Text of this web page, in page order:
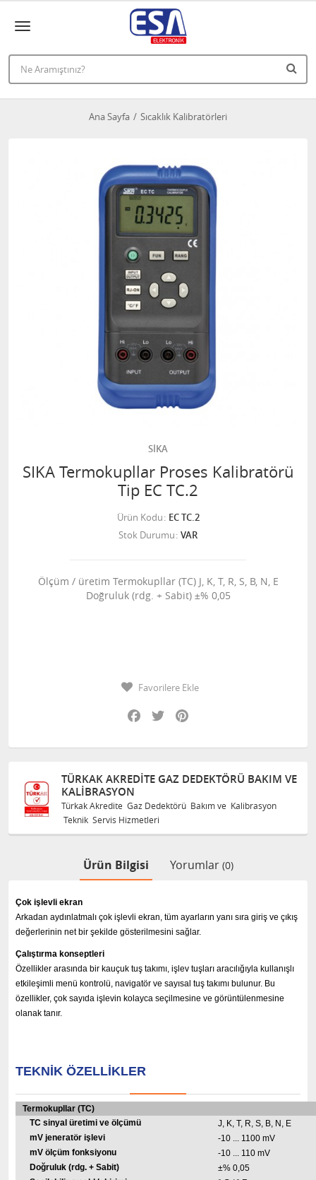
Ana Sayfa Sıcaklık Kalibratörleri
SİKA
SIKA Termokupllar Proses Kalibratörü
Tip EC TC.2
Ürün Kodu EC TC.2
Stok Durumu VAR
Ölçüm / üretim Termokupllar (TC) J, K, T, R, S, B, N, E
Doğruluk (rdg. + Sabit) ±% 0,05
Favorilere Ekle
Facebook
Twitter
TÜRKAK AKREDITE GAZ DEDEKTÖRÜ BAKIM VE
KALIBRASYON
Türkak Akredite Gaz Dedektörü Bakım ve Kalibrasyon
Teknik Servis Hizmetleri
Ürün Bilgisi Yorumlar (0)
Çok işlevli ekran
Arkadan aydınlatmalı çok işlevli ekran, tüm ayarların yanı sıra giriş ve çıkış
değerlerinin net bir şekilde gösterilmesini sağlar.
Çalıştırma konseptleri
Özellikler arasında bir kauçuk tuş takımı, işlev tuşları aracılığıyla kullanışlı
etkileşimli menü kontrolü, navigatör ve sayısal tuş takımı bulunur. Bu
özellikler, çok sayıda işlevin kolayca seçilmesine ve görüntülenmesine
olanak tanır.
TEKNIK ÖZELLIKLER
Termokupllar (TC)
TC sinyal üretimi ve ölçümü
J, K, T, R, S, B, N, E
mV jeneratör işlevi
-10 ... 1100 mV
mV ölçüm fonksiyonu
-10 ... 110 mV
Doğruluk (rdg. + Sabit)
±% 0,05